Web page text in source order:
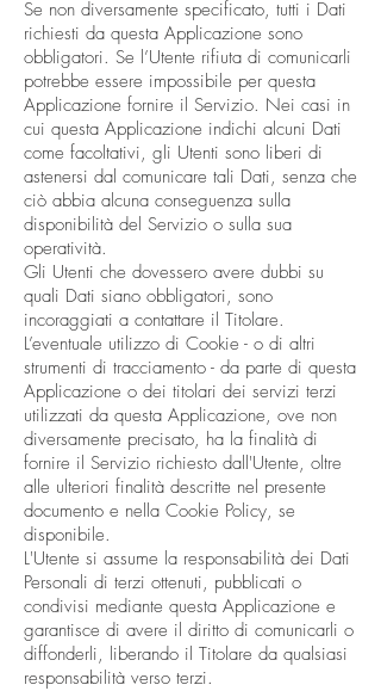
Se non diversamente specificato, tutti i Dati
richiesti da questa Applicazione sono
obbligatori. Se l’Utente rifiuta di comunicarli
potrebbe essere impossibile per questa
Applicazione fornire il Servizio. Nei casi in
cui questa Applicazione indichi alcuni Dati
come facoltativi, gli Utenti sono liberi di
astenersi dal comunicare tali Dati, senza che
ciò abbia alcuna conseguenza sulla
disponibilità del Servizio o sulla sua
operatività.
Gli Utenti che dovessero avere dubbi su
quali Dati siano obbligatori, sono
incoraggiati a contattare il Titolare.
L’eventuale utilizzo di Cookie - o di altri
strumenti di tracciamento - da parte di questa
Applicazione o dei titolari dei servizi terzi
utilizzati da questa Applicazione, ove non
diversamente precisato, ha la finalità di
fornire il Servizio richiesto dall'Utente, oltre
alle ulteriori finalità descritte nel presente
documento e nella Cookie Policy, se
disponibile.
L'Utente si assume la responsabilità dei Dati
Personali di terzi ottenuti, pubblicati o
condivisi mediante questa Applicazione e
garantisce di avere il diritto di comunicarli o
diffonderli, liberando il Titolare da qualsiasi
responsabilità verso terzi.